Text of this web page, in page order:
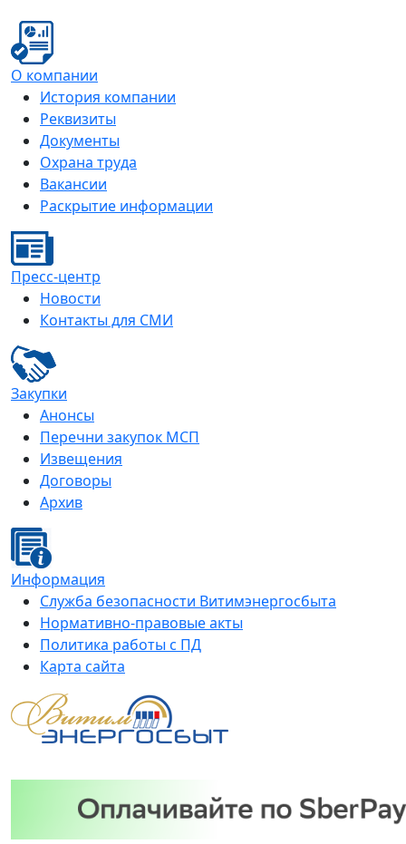
О компании
История компании
Реквизиты
Документы
Охрана труда
Вакансии
Раскрытие информации
Пресс-центр
Новости
Контакты для СМИ
Закупки
Анонсы
Перечни закупок МСП
Извещения
Договоры
Архив
Информация
Служба безопасности Витимэнергосбыта
Нормативно-правовые акты
Политика работы с ПД
Карта сайта